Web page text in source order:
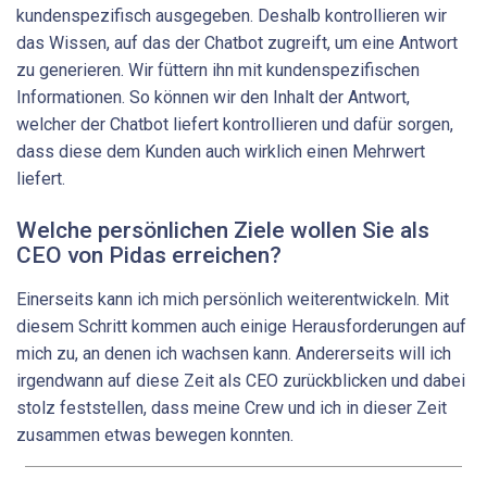
kundenspezifisch ausgegeben. Deshalb kontrollieren wir
das Wissen, auf das der Chatbot zugreift, um eine Antwort
zu generieren. Wir füttern ihn mit kundenspezifischen
Informationen. So können wir den Inhalt der Antwort,
welcher der Chatbot liefert kontrollieren und dafür sorgen,
dass diese dem Kunden auch wirklich einen Mehrwert
liefert.
Welche persönlichen Ziele wollen Sie als
CEO von Pidas ­erreichen?
Einerseits kann ich mich persönlich weiterentwickeln. Mit
diesem Schritt kommen auch einige Herausforderungen auf
mich zu, an denen ich wachsen kann. Andererseits will ich
irgendwann auf diese Zeit als CEO zurückblicken und dabei
stolz feststellen, dass meine Crew und ich in dieser Zeit
zusammen etwas bewegen konnten.